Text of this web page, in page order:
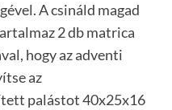
A csináld magad
2 db matrica
hogy az adventi
az
palástot 40x25x16